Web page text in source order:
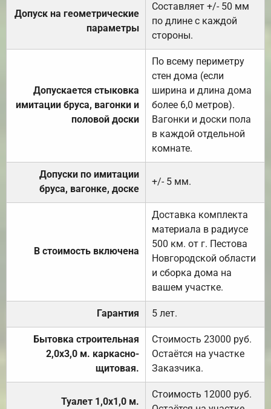
Допуск на геометрические
параметры
Составляет +/- 50 мм
по длине с каждой
стороны.
Допускается стыковка
имитации бруса, вагонки и
половой доски
По всему периметру
стен дома (если
ширина и длина дома
более 6,0 метров).
Вагонки и доски пола
в каждой отдельной
комнате.
Допуски по имитации
бруса, вагонке, доске
+/- 5 мм.
В стоимость включена
Доставка комплекта
материала в радиусе
500 км. от г. Пестова
Новгородской области
и сборка дома на
вашем участке.
Гарантия 5 лет.
Бытовка строительная
2,0х3,0 м. каркасно-
щитовая.
Стоимость 23000 руб.
Остаётся на участке
Заказчика.
Туалет 1,0х1,0 м.
Стоимость 12000 руб.